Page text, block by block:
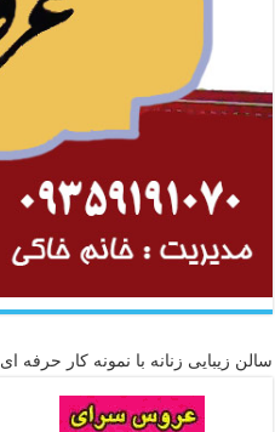
سالن زیبایی زنانه با نمونه کار حرفه ای